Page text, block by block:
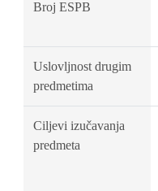
Broj ESPB
Uslovljnost drugim
predmetima
Ciljevi izučavanja
predmeta